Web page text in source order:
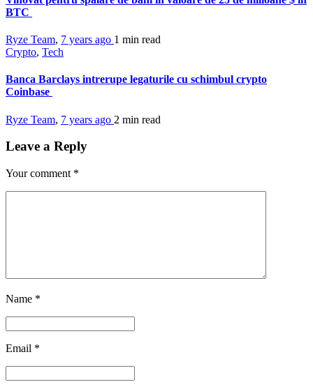
BTC
Ryze Team, 7 years ago 1 min read
Crypto, Tech
Banca Barclays intrerupe legaturile cu schimbul crypto
Coinbase
Ryze Team, 7 years ago 2 min read
Leave a Reply
Your comment *
Name *
Email *